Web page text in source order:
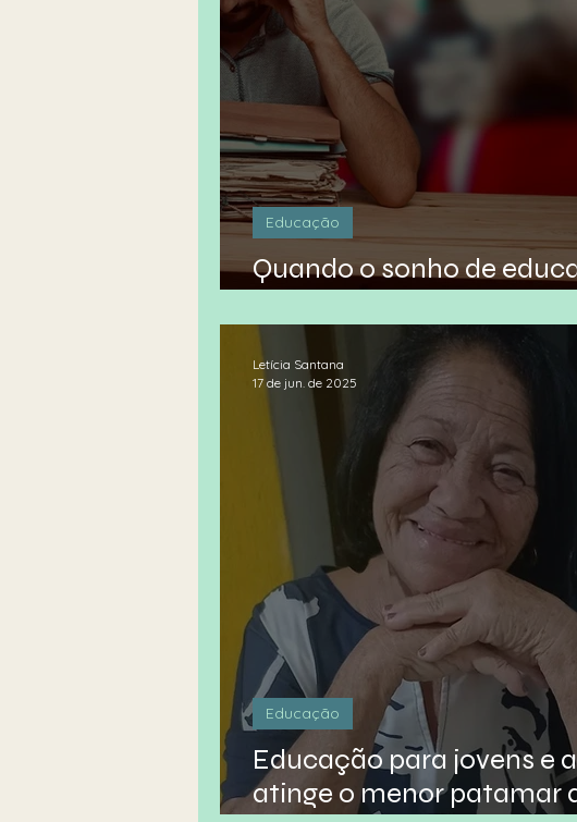
Quando o sonho de
Educação
Educação para jovens e
atinge o menor patamar
Educação
Letícia Santana
17 de jun. de 2025